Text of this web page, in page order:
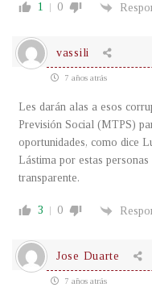
1 0
vassili
7 años atrás
Les darán alas a esos
Previsión Social (MTPS)
oportunidades, como dice
Lástima por estas
transparente.
3 0
Jose Duarte
7 años atrás